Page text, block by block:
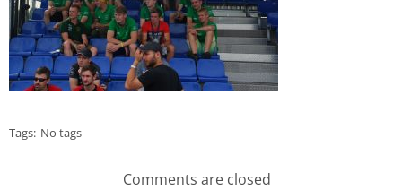
Tags: No tags
Comments are closed